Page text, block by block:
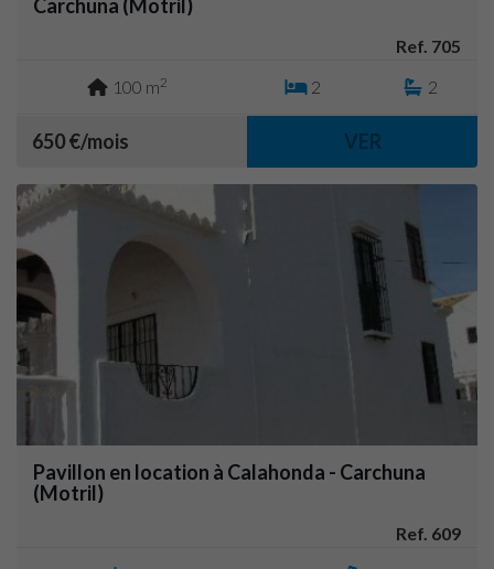
Carchuna (Motril)
Ref. 705
100 m2 2 2
650 €/mois VER
Pavillon en location à Calahonda - Carchuna
(Motril)
Ref. 609